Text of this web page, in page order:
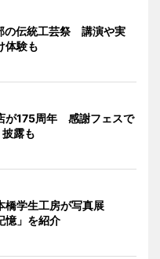
の伝統工芸祭 講演や実
体験も
が175周年 感謝フェスで
披露も
橋学生工房が写真展
憶」を紹介